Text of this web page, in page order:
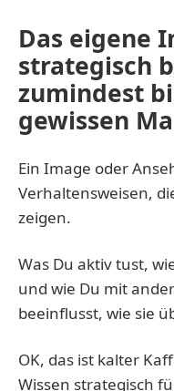
Das eigene
strategisch
zumindest
gewissen
Ein Image oder
Verhaltensweisen,
zeigen.
Was Du aktiv tust,
und wie Du mit
beeinflusst, wie sie
OK, das ist kalter
Wissen strategisch